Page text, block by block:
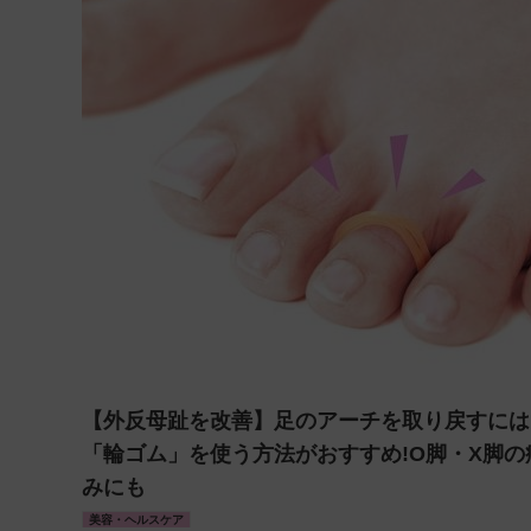
【外反母趾を改善】足のアーチを取り戻すには
「輪ゴム」を使う方法がおすすめ!O脚・X脚の
みにも
美容・ヘルスケア